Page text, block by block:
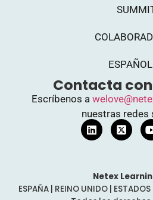
ESPAÑOL
Contacta
Escríbenos a
nuestras redes
Netex
ESPAÑA | REINO UNIDO |